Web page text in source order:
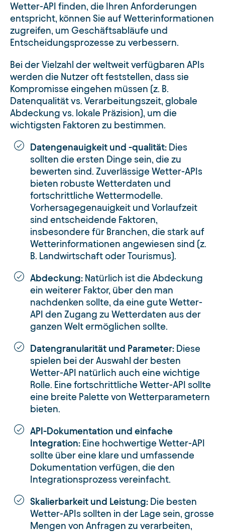
Wetter-API finden, die Ihren Anforderungen
entspricht, können Sie auf Wetterinformationen
zugreifen, um Geschäftsabläufe und
Entscheidungsprozesse zu verbessern.
Bei der Vielzahl der weltweit verfügbaren APIs
werden die Nutzer oft feststellen, dass sie
Kompromisse eingehen müssen (z. B.
Datenqualität vs. Verarbeitungszeit, globale
Abdeckung vs. lokale Präzision), um die
wichtigsten Faktoren zu bestimmen.
Datengenauigkeit und -qualität: Dies
sollten die ersten Dinge sein, die zu
bewerten sind. Zuverlässige Wetter-APIs
bieten robuste Wetterdaten und
fortschrittliche Wettermodelle.
Vorhersagegenauigkeit und Vorlaufzeit
sind entscheidende Faktoren,
insbesondere für Branchen, die stark auf
Wetterinformationen angewiesen sind (z.
B. Landwirtschaft oder Tourismus).
Abdeckung: Natürlich ist die Abdeckung
ein weiterer Faktor, über den man
nachdenken sollte, da eine gute Wetter-
API den Zugang zu Wetterdaten aus der
ganzen Welt ermöglichen sollte.
Datengranularität und Parameter: Diese
spielen bei der Auswahl der besten
Wetter-API natürlich auch eine wichtige
Rolle. Eine fortschrittliche Wetter-API sollte
eine breite Palette von Wetterparametern
bieten.
API-Dokumentation und einfache
Integration: Eine hochwertige Wetter-API
sollte über eine klare und umfassende
Dokumentation verfügen, die den
Integrationsprozess vereinfacht.
Skalierbarkeit und Leistung: Die besten
Wetter-APIs sollten in der Lage sein, grosse
Mengen von Anfragen zu verarbeiten,